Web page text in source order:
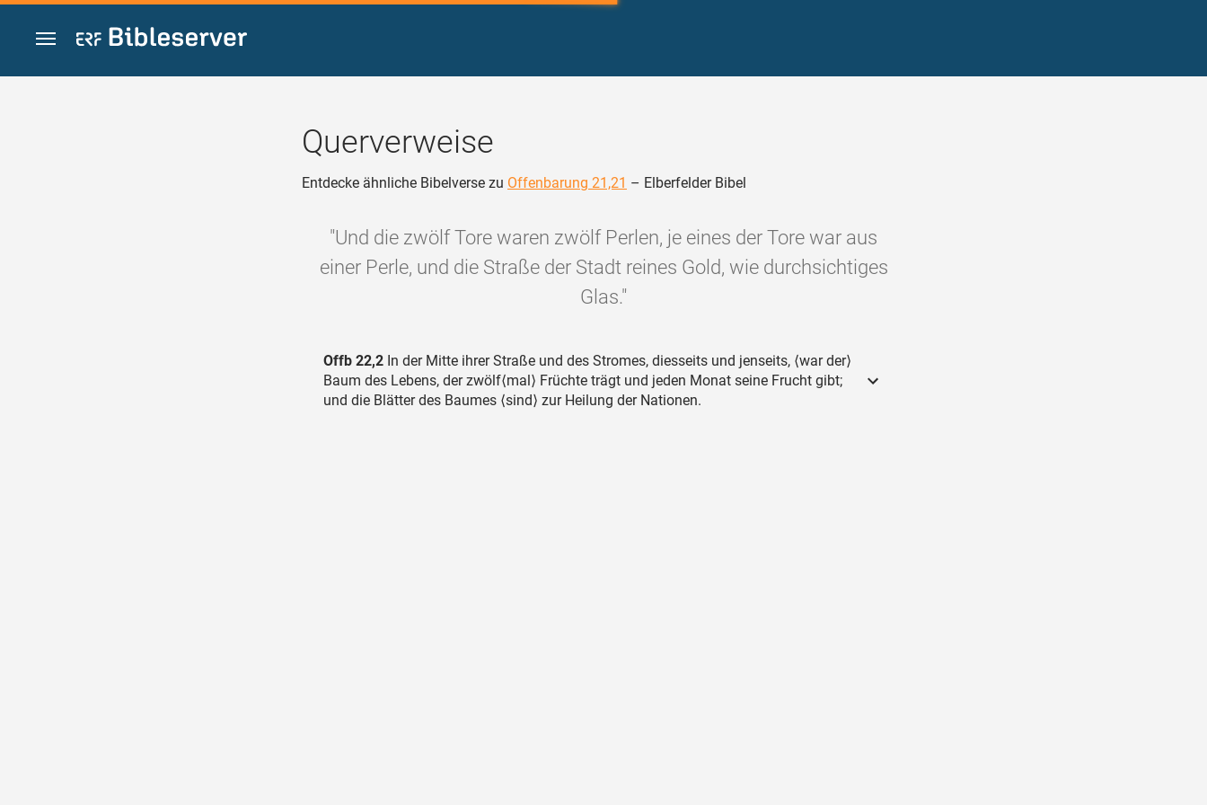
Zum Inhalt springen
Querverweise
Entdecke ähnliche Bibelverse zu Offenbarung 21,21 – Elberfelder Bibel
"Und die zwölf Tore waren zwölf Perlen, je eines der Tore war aus
einer Perle, und die Straße der Stadt reines Gold, wie durchsichtiges
Glas."
Offb 22,2 In der Mitte ihrer Straße und des Stromes, diesseits und jenseits, ⟨war der⟩
Baum des Lebens, der zwölf⟨mal⟩ Früchte trägt und jeden Monat seine Frucht gibt;
und die Blätter des Baumes ⟨sind⟩ zur Heilung der Nationen.